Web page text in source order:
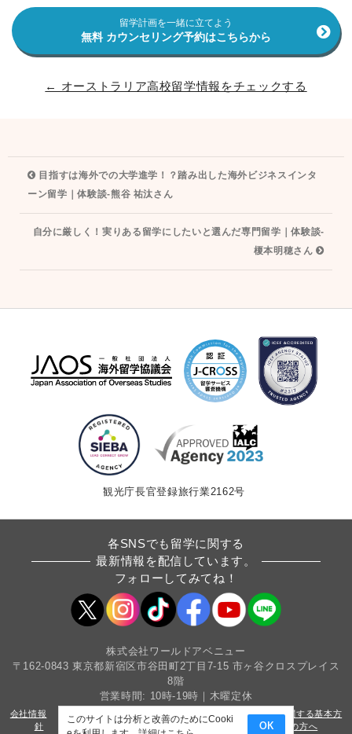
このサイトは分析と改善のためにCooki
OK
留学計画を一緒に立てよう
無料 カウンセリング予約はこちらから
← オーストラリア高校留学情報をチェックする
シ
目指すは海外での大学進学！？踏み出した海外ビジネスインタ
ーン留学｜体験談‐熊谷 祐汰さん
自分に厳しく！実りある留学にしたいと選んだ専門留学｜体験談‐
榎本明穂さん
観光庁長官登録旅行業2162号
各SNSでも留学に関する
最新情報を配信しています。
フォローしてみてね！
株式会社ワールドアベニュー
〒162-0843 東京都新宿区市谷田町2丁目7-15 市ヶ谷クロスプレイス
8階
営業時間: 10時-19時｜木曜定休
会社情報 採用情報 条件書・約款
カスタマーハラスメントに関する基本方
針
サイトマップ プライバシーポリシー 法人・教育機関の方へ